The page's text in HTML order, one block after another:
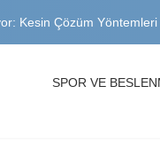
Kesin Çözüm Yöntemleri
SPOR VE